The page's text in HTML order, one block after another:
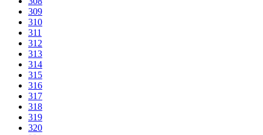
309
310
311
312
313
314
315
316
317
318
319
320